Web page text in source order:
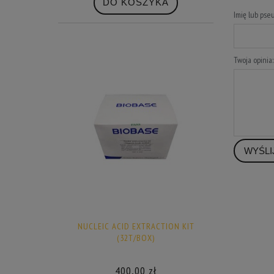
DO KOSZYKA
NUCLEIC ACID EXTRACTION KIT
(32T/BOX)
400,00 zł
Imię lub
Twoja opinia: